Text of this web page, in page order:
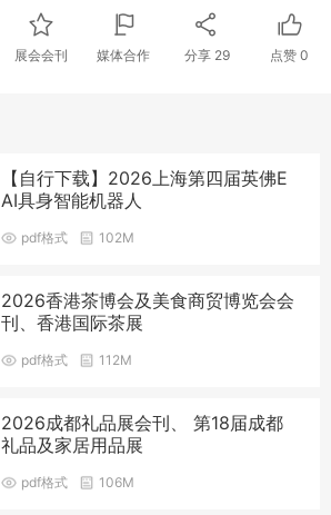
展会会刊 媒体合作 分享 29 点赞0
【自行下载】2026上海第四届英佛E
AI具身智能机器人
pdf格式 102M
2026香港茶博会及美食商贸博览会会
刊、香港国际茶展
pdf格式 112M
2026成都礼品展会刊、 第18届成都
礼品及家居用品展
pdf格式 106M